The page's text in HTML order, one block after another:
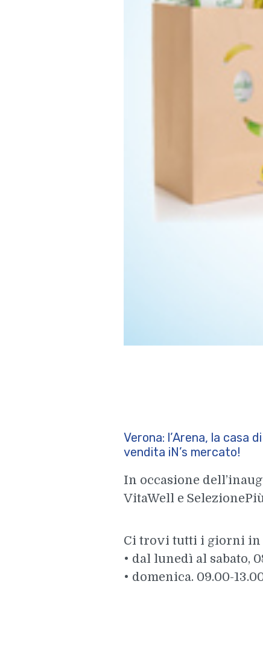
Verona: l’Arena, la casa
vendita iN’s mercato!
In occasione
VitaWell e
Ci trovi tutti i giorni in
• dal lunedì al sabato,
• domenica. 09.00-